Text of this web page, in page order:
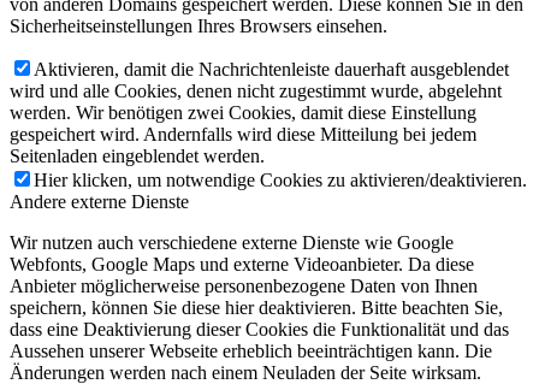
Sicherheitseinstellungen Ihres Browsers einsehen.
Aktivieren, damit die Nachrichtenleiste dauerhaft ausgeblendet
wird und alle Cookies, denen nicht zugestimmt wurde, abgelehnt
werden. Wir benötigen zwei Cookies, damit diese Einstellung
gespeichert wird. Andernfalls wird diese Mitteilung bei jedem
Seitenladen eingeblendet werden.
Hier klicken, um notwendige Cookies zu aktivieren/deaktivieren.
Andere externe Dienste
Wir nutzen auch verschiedene externe Dienste wie Google
Webfonts, Google Maps und externe Videoanbieter. Da diese
Anbieter möglicherweise personenbezogene Daten von Ihnen
speichern, können Sie diese hier deaktivieren. Bitte beachten Sie,
dass eine Deaktivierung dieser Cookies die Funktionalität und das
Aussehen unserer Webseite erheblich beeinträchtigen kann. Die
Änderungen werden nach einem Neuladen der Seite wirksam.